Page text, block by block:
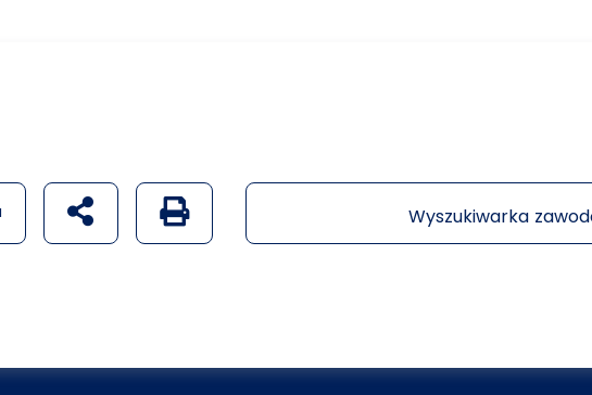
udostępnij na social mediach
Generuj wersję PDF strony Wyszukiwarka